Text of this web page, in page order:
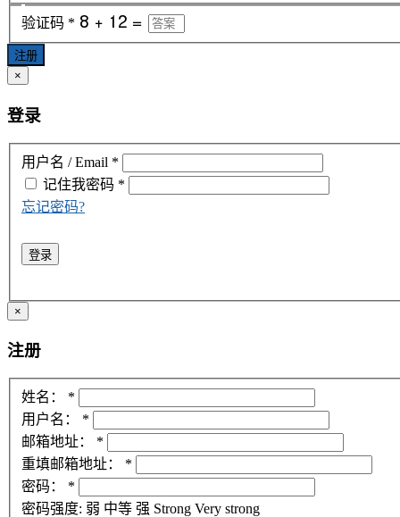
验证码 *
注册
×
登录
用户名 / Email *
密码 *
记住我
忘记密码?
登录
×
注册
姓名：
*
用户名：
*
邮箱地址：
*
重填邮箱地址：
*
密码：
*
密码强度: 弱 中等 强 Strong Very strong